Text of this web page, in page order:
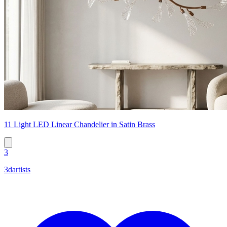
11 Light LED Linear Chandelier in Satin Brass
3
3dartists